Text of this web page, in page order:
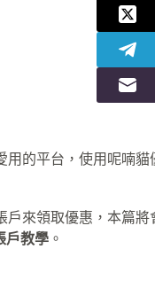
的平台，使用呢喃
戶來領取優惠，本篇
戶教學 。